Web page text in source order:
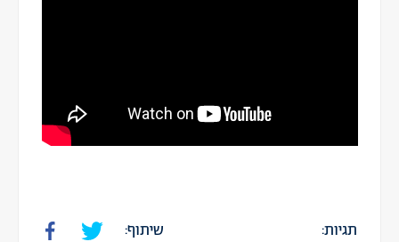
שיתוף:
תגיות: